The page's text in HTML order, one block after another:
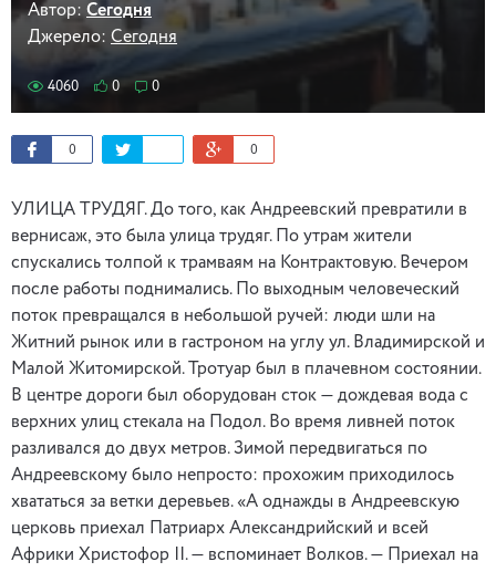
Автор: Сегодня
Джерело: Сегодня
4060 0 0
0 0
УЛИЦА ТРУДЯГ. До того, как Андреевский превратили в
вернисаж, это была улица трудяг. По утрам жители
спускались толпой к трамваям на Контрактовую. Вечером
после работы поднимались. По выходным человеческий
поток превращался в небольшой ручей: люди шли на
Житний рынок или в гастроном на углу ул. Владимирской и
Малой Житомирской. Тротуар был в плачевном состоянии.
В центре дороги был оборудован сток — дождевая вода с
верхних улиц стекала на Подол. Во время ливней поток
разливался до двух метров. Зимой передвигаться по
Андреевскому было непросто: прохожим приходилось
хвататься за ветки деревьев. «А однажды в Андреевскую
церковь приехал Патриарх Александрийский и всей
Африки Христофор II. — вспоминает Волков. — Приехал на